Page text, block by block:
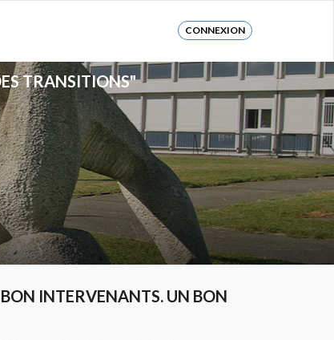
CONNEXION
TRANSITIONS"
INTERVENANTS. UN BON